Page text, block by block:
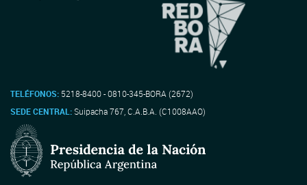
TELÉFONOS: 5218-8400 - 0810-345-BORA (2672)
SEDE CENTRAL:Suipacha 767, C.A.B.A. (C1008AAO)